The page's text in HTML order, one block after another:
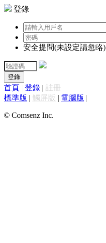
登錄
安全提問(未設定請忽略)
登錄
首頁 | 登錄 | 註冊
標準版 | 觸屏版 | 電腦版 |
© Comsenz Inc.